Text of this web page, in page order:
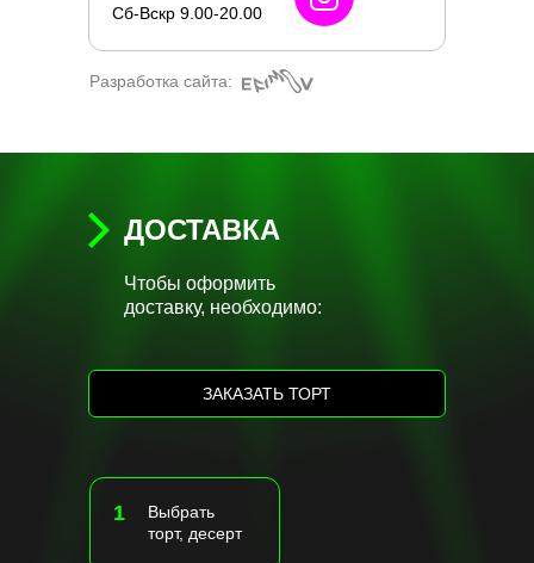
Сб-Вскр 9.00-20.00
Разработка сайта:
ДОСТАВКА
Чтобы оформить
доставку, необходимо:
ЗАКАЗАТЬ ТОРТ
1
Выбрать
торт, десерт